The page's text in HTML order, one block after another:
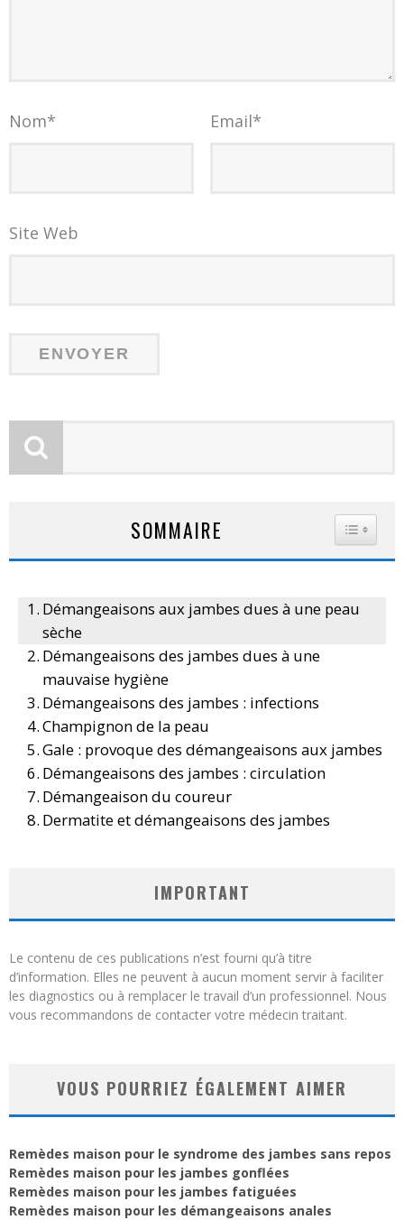
Nom* Email*
Site Web
SOMMAIRE
Démangeaisons aux jambes dues à une peau
sèche
Démangeaisons des jambes dues à une
mauvaise hygiène
Démangeaisons des jambes : infections
Champignon de la peau
Gale : provoque des démangeaisons aux jambes
Démangeaisons des jambes : circulation
Démangeaison du coureur
Dermatite et démangeaisons des jambes
IMPORTANT
Le contenu de ces publications n’est fourni qu’à titre
d’information. Elles ne peuvent à aucun moment servir à faciliter
les diagnostics ou à remplacer le travail d’un professionnel. Nous
vous recommandons de contacter votre médecin traitant.
VOUS POURRIEZ ÉGALEMENT AIMER
Remèdes maison pour le syndrome des jambes sans repos
Remèdes maison pour les jambes gonflées
Remèdes maison pour les jambes fatiguées
Remèdes maison pour les démangeaisons anales